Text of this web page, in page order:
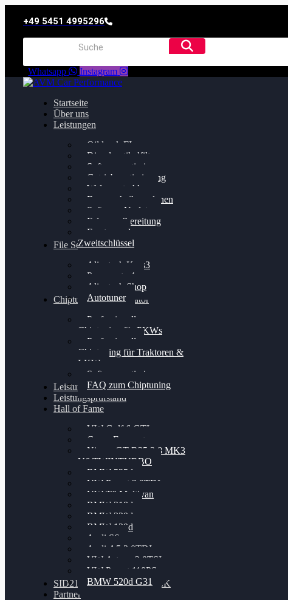
+49 5451 4995296
Whatsapp Instagram
Startseite
Über uns
Leistungen
Oildruck FIx
Dieselpartikelfilter
Softwareoptimierung
Getriebeoptimierung
Walnussstrahlen
Bremsscheiben planen
Software Update
Felgenaufbereitung
Ersatz- und
Zweitschlüssel
File Service
Alientech Kess3
Powergate 4
Alientech Shop
Autotuner
Chiptuning Konfigurator
Professionelles
Chiptuning für PKWs
Professionelles
Chiptuning für Traktoren &
LKW
Softwareoptimierung
FAQ zum Chiptuning
Leistungsmessung
Leistungsprüfstand
Hall of Fame
VW Golf 6 GTI
Cupra Formentor
Nissan GT-R35 3.8 MK3
V6 TWINTURBO
BMW 525d
VW Passat 2.0TDI
VW T6 Multivan
BMW 318d
BMW 320d
BMW 120d
Audi S6
Audi A5 3.0TDI
VW Arteon 2.0TSI
VW Passat 110PS
BMW 520d G31
SID212 / 212EVO UNLOCK
Partner